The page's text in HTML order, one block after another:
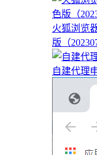
火狐浏览
版（
自建代理